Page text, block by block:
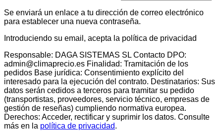
Se enviará un enlace a tu dirección de correo electrónico
para establecer una nueva contraseña.
Introduciendo su email, acepta la política de privacidad
Responsable: DAGA SISTEMAS SL Contacto DPO:
admin@climaprecio.es Finalidad: Tramitación de los
pedidos Base jurídica: Consentimiento explícito del
interesado para la ejecución del contrato. Destinatarios: Sus
datos serán cedidos a terceros para tramitar su pedido
(transportistas, proveedores, servicio técnico, empresas de
gestión de reseñas) cumpliendo normativa europea.
Derechos: Acceder, rectificar y suprimir los datos. Consulte
más en la política de privacidad.